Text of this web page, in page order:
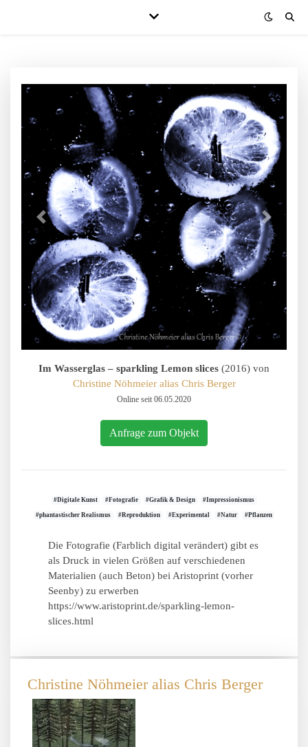
Im Wasserglas – sparkling Lemon slices (2016) von
Christine Nöhmeier alias Chris Berger
Online seit 06.05.2020
Anfrage zum Objekt
#Digitale Kunst #Fotografie #Grafik & Design #Impressionismus
#phantastischer Realismus #Reproduktion #Experimental #Natur #Pflanzen
Die Fotografie (Farblich digital verändert) gibt es
als Druck in vielen Größen auf verschiedenen
Materialien (auch Beton) bei Aristoprint (vorher
Seenby) zu erwerben
https://www.aristoprint.de/sparkling-lemon-
slices.html
Christine Nöhmeier alias Chris Berger